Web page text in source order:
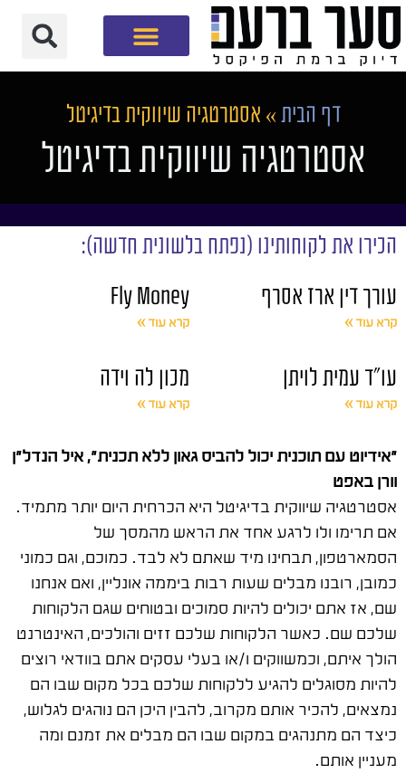
דף הבית » אסטרטגיה שיווקית בדיגיטל
אסטרטגיה שיווקית בדיגיטל
הכירו את לקוחותינו (נפתח בלשונית חדשה):
עורך דין ארז אסרף
קרא עוד »
Fly Money
קרא עוד »
עו"ד עמית לויתן
קרא עוד »
מכון לה וידה
קרא עוד »
"אידיוט עם תוכנית יכול להביס גאון ללא תכנית", איל הנדל"ן
וורן באפט
אסטרטגיה שיווקית בדיגיטל היא הכרחית היום יותר מתמיד.
אם תרימו ולו לרגע אחד את הראש מהמסך של
הסמארטפון, תבחינו מיד שאתם לא לבד. כמוכם, וגם כמוני
כמובן, רובנו מבלים שעות רבות ביממה אונליין, ואם אנחנו
שם, אז אתם יכולים להיות סמוכים ובטוחים שגם הלקוחות
שלכם שם. כאשר הלקוחות שלכם זזים והולכים, האינטרנט
הולך איתם, וכמשווקים ו/או בעלי עסקים אתם בוודאי רוצים
להיות מסוגלים להגיע ללקוחות שלכם בכל מקום שבו הם
נמצאים, להכיר אותם מקרוב, להבין היכן הם נוהגים לגלוש,
כיצד הם מתנהגים במקום שבו הם מבלים את זמנם ומה
מעניין אותם.